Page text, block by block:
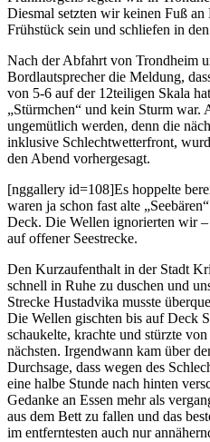
Diesmal setzten wir keinen Fuß
Frühstück sein und schliefen in
Nach der Abfahrt von Trondheim
Bordlautsprecher die Meldung,
von 5-6 auf der 12teiligen Skala
„Stürmchen“ und kein Sturm war.
ungemütlich werden, denn die
inklusive Schlechtwetterfront,
den Abend vorhergesagt.
[nggallery id=108]Es hoppelte
waren ja schon fast alte
Deck. Die Wellen ignorierten wir
auf offener Seestrecke.
Den Kurzaufenthalt in der Stadt
schnell in Ruhe zu duschen und
Strecke Hustadvika musste
Die Wellen gischten bis auf Deck
schaukelte, krachte und stürzte
nächsten. Irgendwann kam über
Durchsage, dass wegen des
eine halbe Stunde nach hinten
Gedanke an Essen mehr als
aus dem Bett zu fallen und das
im entferntesten auch nur